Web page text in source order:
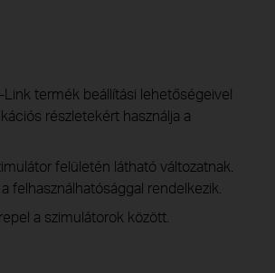
termék beállítási lehetőségeivel
részletekért használja a
felületén látható változatnak.
felhasználhatósággal rendelkezik.
a szimulátorok között.